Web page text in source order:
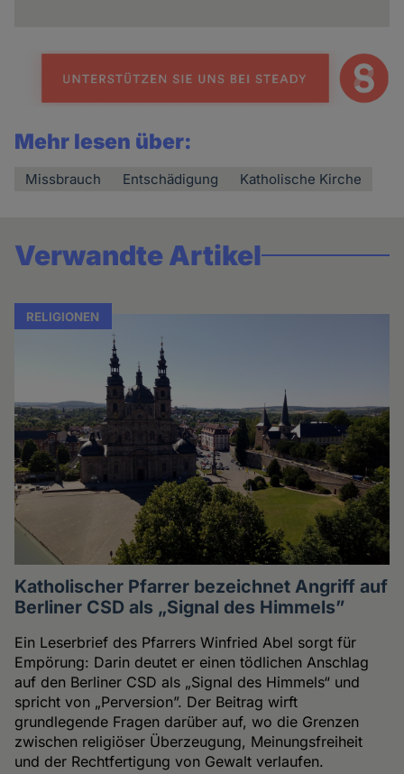
Mehr lesen über:
Missbrauch Entschädigung Katholische Kirche
Verwandte Artikel
RELIGIONEN
Katholischer Pfarrer bezeichnet Angriff auf
Berliner CSD als „Signal des Himmels”
Ein Leserbrief des Pfarrers Winfried Abel sorgt für
Empörung: Darin deutet er einen tödlichen Anschlag
auf den Berliner CSD als „Signal des Himmels“ und
spricht von „Perversion”. Der Beitrag wirft
grundlegende Fragen darüber auf, wo die Grenzen
zwischen religiöser Überzeugung, Meinungsfreiheit
und der Rechtfertigung von Gewalt verlaufen.